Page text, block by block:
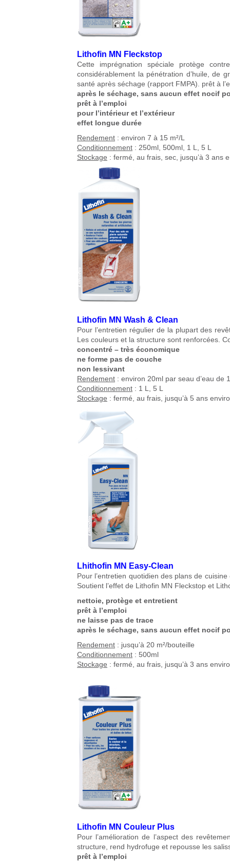
Lithofin MN Fleckstop
Cette imprégnation spéciale protège
considérablement la pénétration d’huile, de
santé après séchage (rapport FMPA). prêt à
après le séchage, sans aucun effet nocif
prêt à l’emploi
pour l’intérieur et l’extérieur
effet longue durée
Rendement : environ 7 à 15 m²/L
Conditionnement : 250ml, 500ml, 1 L, 5 L
Stockage : fermé, au frais, sec, jusqu’à 3 ans
Lithofin MN Wash & Clean
Pour l’entretien régulier de la plupart des
Les couleurs et la structure sont renforcées.
concentré – très économique
ne forme pas de couche
non lessivant
Rendement : environ 20ml par seau d’eau de
Conditionnement : 1 L, 5 L
Stockage : fermé, au frais, jusqu’à 5 ans
Lhithofin MN Easy-Clean
Pour l’entretien quotidien des plans de
Soutient l’effet de Lithofin MN Fleckstop et
nettoie, protège et entretient
prêt à l’emploi
ne laisse pas de trace
après le séchage, sans aucun effet nocif
Rendement : jusqu’à 20 m²/bouteille
Conditionnement : 500ml
Stockage : fermé, au frais, jusqu’à 3 ans
Lithofin MN Couleur Plus
Pour l’amélioration de l’aspect des
structure, rend hydrofuge et repousse les
prêt à l’emploi